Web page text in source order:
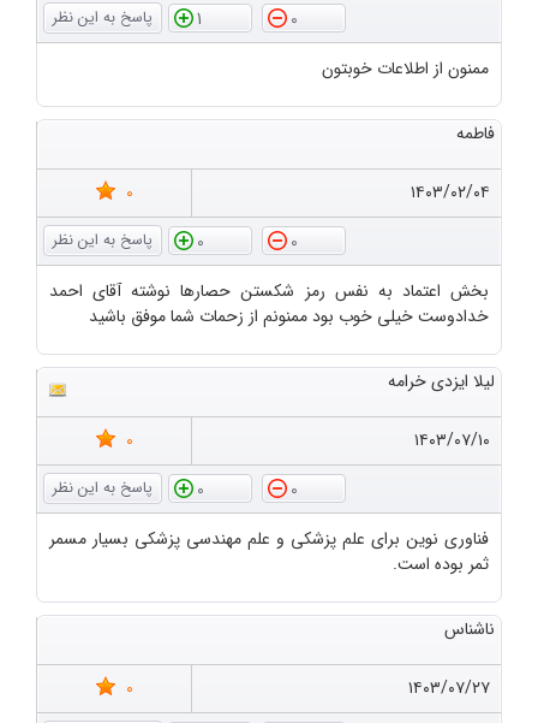
0
1
ممنون از اطلاعات خوبتون
فاطمه
۱۴۰۳/۰۲/۰۴
0
0
0
بخش اعتماد به نفس رمز شکستن حصارها نوشته آقای احمد
خدادوست خیلی خوب بود ممنونم از زحمات شما موفق باشید
لیلا ایزدی خرامه
۱۴۰۳/۰۷/۱۰
0
0
0
فناوری نوین برای علم پزشکی و علم مهندسی پزشکی بسیار مسمر
ثمر بوده است.
ناشناس
۱۴۰۳/۰۷/۲۷
0